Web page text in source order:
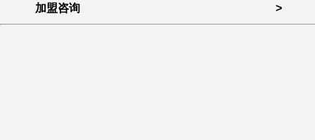
加盟咨询 >